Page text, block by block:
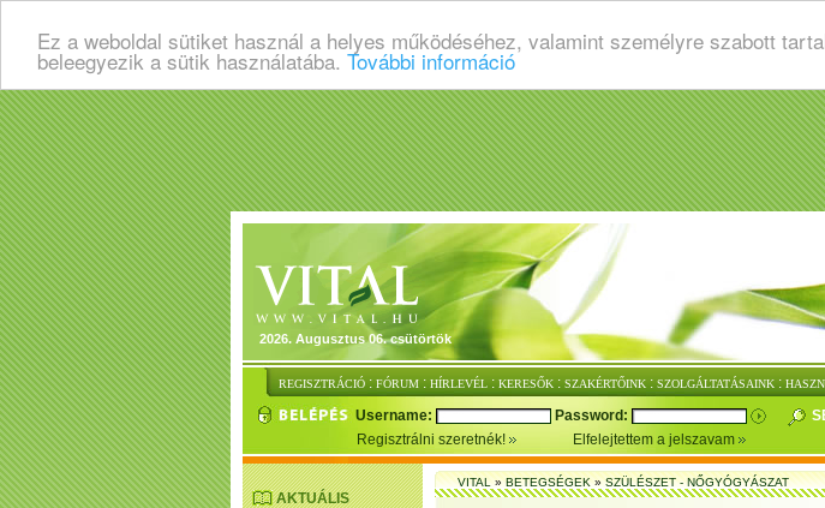
Ez a weboldal sütiket használ a helyes működéséhez, valamint személyre szabott
beleegyezik a sütik használatába. További információ
2026. Augusztus 06. csütörtök
REGISZTRÁCIÓ : FÓRUM : HÍRLEVÉL : KERESŐK : SZAKÉRTŐINK : SZOLGÁLTATÁSAINK :
Username: Password:
Regisztrálni szeretnék!
Elfelejtettem a jelszavam
AKTUÁLIS
VITAL»BETEGSÉGEK»SZÜLÉSZET - NŐGYÓGYÁSZAT